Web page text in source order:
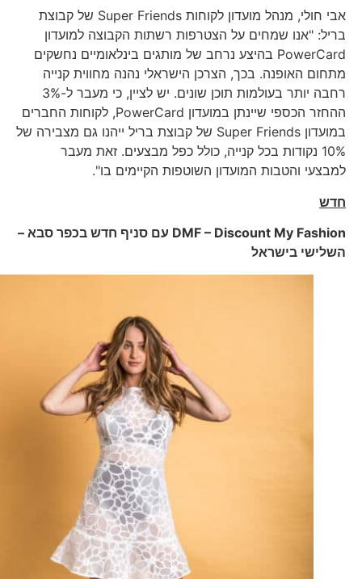
אבי חולי, מנהל מועדון לקוחות Super Friends של קבוצת
בריל: "אנו שמחים על הצטרפות רשתות הקבוצה למועדון
PowerCard בהיצע נרחב של מותגים בינלאומיים נחשקים
מתחום האופנה. בכך, הצרכן הישראלי נהנה מחווית קנייה
רחבה יותר בעולמות תוכן שונים. יש לציין, כי מעבר ל-3%
ההחזר הכספי שיינתן במועדון PowerCard, לקוחות החברים
במועדון Super Friends של קבוצת בריל ייהנו גם מצבירה של
10% נקודות בכל קנייה, כולל כפל מבצעים. זאת מעבר
למבצעי והטבות המועדון השוטפות הקיימים בו".
חדש
DMF– Discount My Fashion
עם סניף חדש בכפר סבא –
השלישי בישראל